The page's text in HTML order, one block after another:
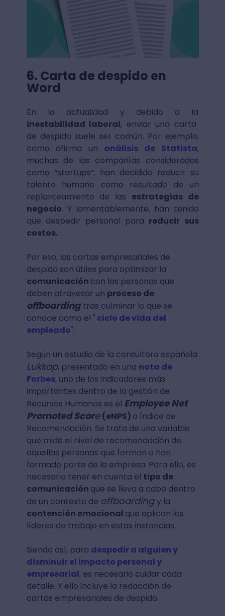
6. Carta de despido en
Word
En la actualidad y debido a la
inestabilidad laboral, enviar una carta
de despido suele ser común. Por ejemplo,
como afirma un análisis de Statista,
muchas de las compañías consideradas
como “startups”, han decidido reducir su
talento humano como resultado de un
replanteamiento de las estrategias de
negocio. Y lamentablemente, han tenido
que despedir personal para reducir sus
costos.
Por eso, las cartas empresariales de
despido son útiles para optimizar la
comunicación con las personas que
deben atravesar un proceso de
offboarding tras culminar lo que se
conoce como el " ciclo de vida del
empleado".
Según un estudio de la consultora española
Lukkap, presentado en una nota de
Forbes, uno de los indicadores más
importantes dentro de la gestión de
Recursos Humanos es el Employee Net
Promoted Score (eNPS) o Índice de
Recomendación. Se trata de una variable
que mide el nivel de recomendación de
aquellas personas que forman o han
formado parte de la empresa. Para ello, es
necesario tener en cuenta el tipo de
comunicación que se lleva a cabo dentro
de un contexto de offboardingy la
contención emocional que aplican los
líderes de trabajo en estas instancias.
Siendo así, para despedir a alguien y
disminuir el impacto personal y
empresarial, es necesario cuidar cada
detalle. Y ello incluye la redacción de
cartas empresariales de despido.